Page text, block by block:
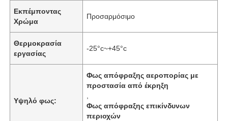
Εκπέμποντας
Χρώμα
Προσαρμόσιμο
Θερμοκρασία
εργασίας
-25°c~+45°c
Υψηλό φως:
Φως απόφραξης αεροπορίας με
προστασία από έκρηξη
Φως απόφραξης επικίνδυνων
περιοχών